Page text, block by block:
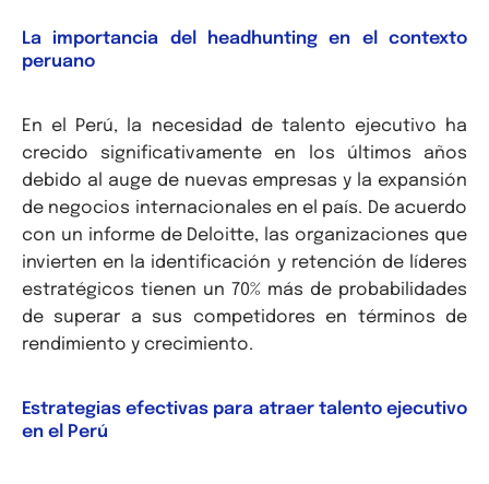
La importancia del headhunting en el contexto
peruano
En el Perú, la necesidad de talento ejecutivo ha
crecido significativamente en los últimos años
debido al auge de nuevas empresas y la expansión
de negocios internacionales en el país. De acuerdo
con un informe de Deloitte, las organizaciones que
invierten en la identificación y retención de líderes
estratégicos tienen un 70% más de probabilidades
de superar a sus competidores en términos de
rendimiento y crecimiento.
Estrategias efectivas para atraer talento ejecutivo
en el Perú